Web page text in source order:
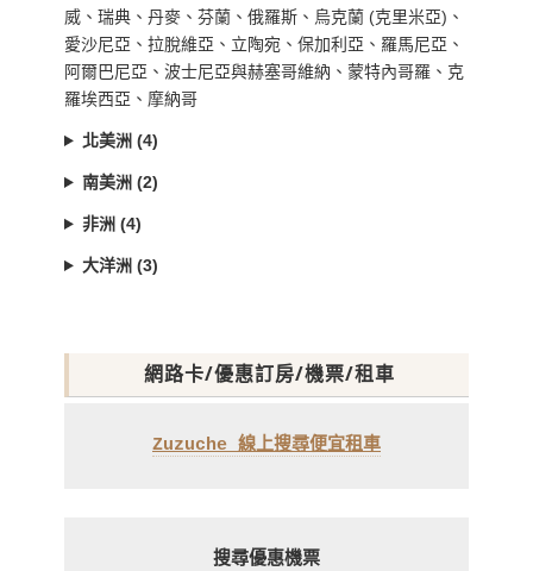
威、瑞典、丹麥、芬蘭、俄羅斯、烏克蘭 (克里米亞)、
愛沙尼亞、拉脫維亞、立陶宛、保加利亞、羅馬尼亞、
阿爾巴尼亞、波士尼亞與赫塞哥維納、蒙特內哥羅、克
羅埃西亞、摩納哥
北美洲 (4)
南美洲 (2)
非洲 (4)
大洋洲 (3)
網路卡/優惠訂房/機票/租車
Zuzuche 線上搜尋便宜租車
搜尋優惠機票